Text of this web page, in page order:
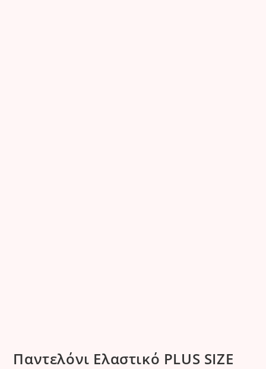
Παντελόνι Ελαστικό PLUS SIZE